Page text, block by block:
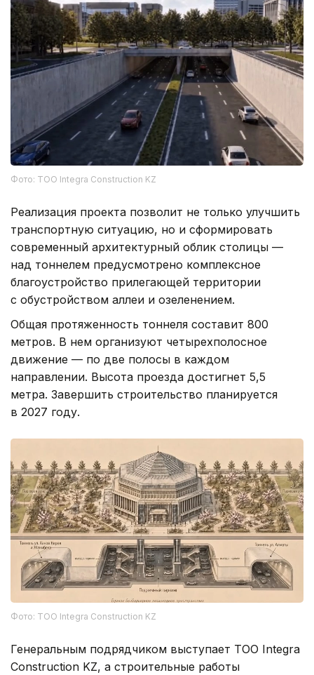
Фото: ТОО Integra Construction KZ
Реализация проекта позволит не только улучшить
транспортную ситуацию, но и сформировать
современный архитектурный облик столицы —
над тоннелем предусмотрено комплексное
благоустройство прилегающей территории
с обустройством аллеи и озеленением.
Общая протяженность тоннеля составит 800
метров. В нем организуют четырехполосное
движение — по две полосы в каждом
направлении. Высота проезда достигнет 5,5
метра. Завершить строительство планируется
в 2027 году.
Фото: ТОО Integra Construction KZ
Генеральным подрядчиком выступает ТОО Integra
Construction KZ, а строительные работы